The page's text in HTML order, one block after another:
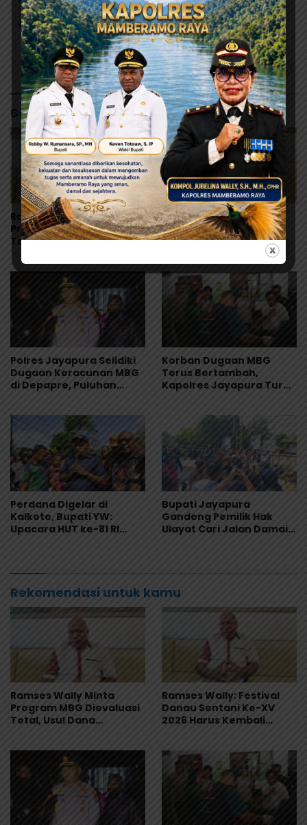
# Turnamen Domino
Baca Juga
Ramses Wally Minta
Program MBG Dievaluasi
Total, Usul Dana
Sekolah
Ramses Wally: Festival
Danau Sentani Ke-XV
2026 Harus Kembali
Masuk Kalender Event
Nasional
Polres Jayapura Selidiki
Dugaan Keracunan MBG
di Depapre, Puluhan
Korban Dugaan MBG
Terus Bertambah,
Kapolres Jayapura Turun
Perdana Digelar di
Kalkote, Bupati YW:
Upacara HUT ke-81 RI
Bupati Jayapura
Gandeng Pemilik Hak
Ulayat Cari Jalan Damai,
Rekomendasi untuk kamu
Ramses Wally Minta
Program MBG Dievaluasi
Total, Usul Dana
Ramses Wally: Festival
Danau Sentani Ke-XV
2026 Harus Kembali